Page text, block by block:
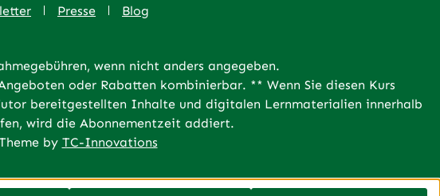
Presse Blog
wenn nicht anders angegeben.
oder Rabatten kombinierbar. ** Wenn Sie diesen Kurs
bereitgestellten Inhalte und digitalen Lernmaterialien innerhalb
wird die Abonnementzeit addiert.
by TC-Innovations